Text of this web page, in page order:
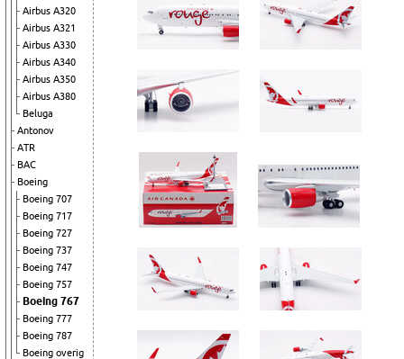
Airbus A320
Airbus A321
Airbus A330
Airbus A340
Airbus A350
Airbus A380
Beluga
Antonov
ATR
BAC
Boeing
Boeing 707
Boeing 717
Boeing 727
Boeing 737
Boeing 747
Boeing 757
Boeing 767
Boeing 777
Boeing 787
Boeing overig